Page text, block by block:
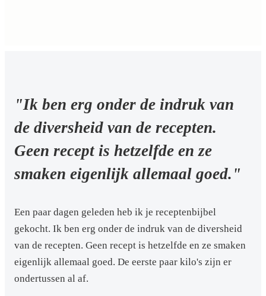
"Ik ben erg onder de indruk van
de diversheid van de recepten.
Geen recept is hetzelfde en ze
smaken eigenlijk allemaal goed."
Een paar dagen geleden heb ik je receptenbijbel
gekocht. Ik ben erg onder de indruk van de diversheid
van de recepten. Geen recept is hetzelfde en ze smaken
eigenlijk allemaal goed. De eerste paar kilo's zijn er
ondertussen al af.